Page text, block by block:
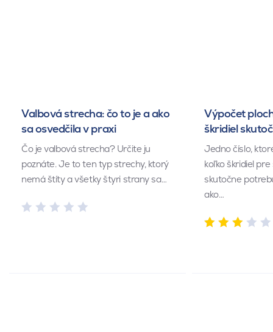
Valbová strecha: čo to je a ako
sa osvedčila v praxi
Čo je valbová strecha? Určite ju
poznáte. Je to ten typ strechy, ktorý
nemá štíty a všetky štyri strany sa…
Výpočet
škridiel
Jedno číslo,
koľko škridiel
skutočne
ako…